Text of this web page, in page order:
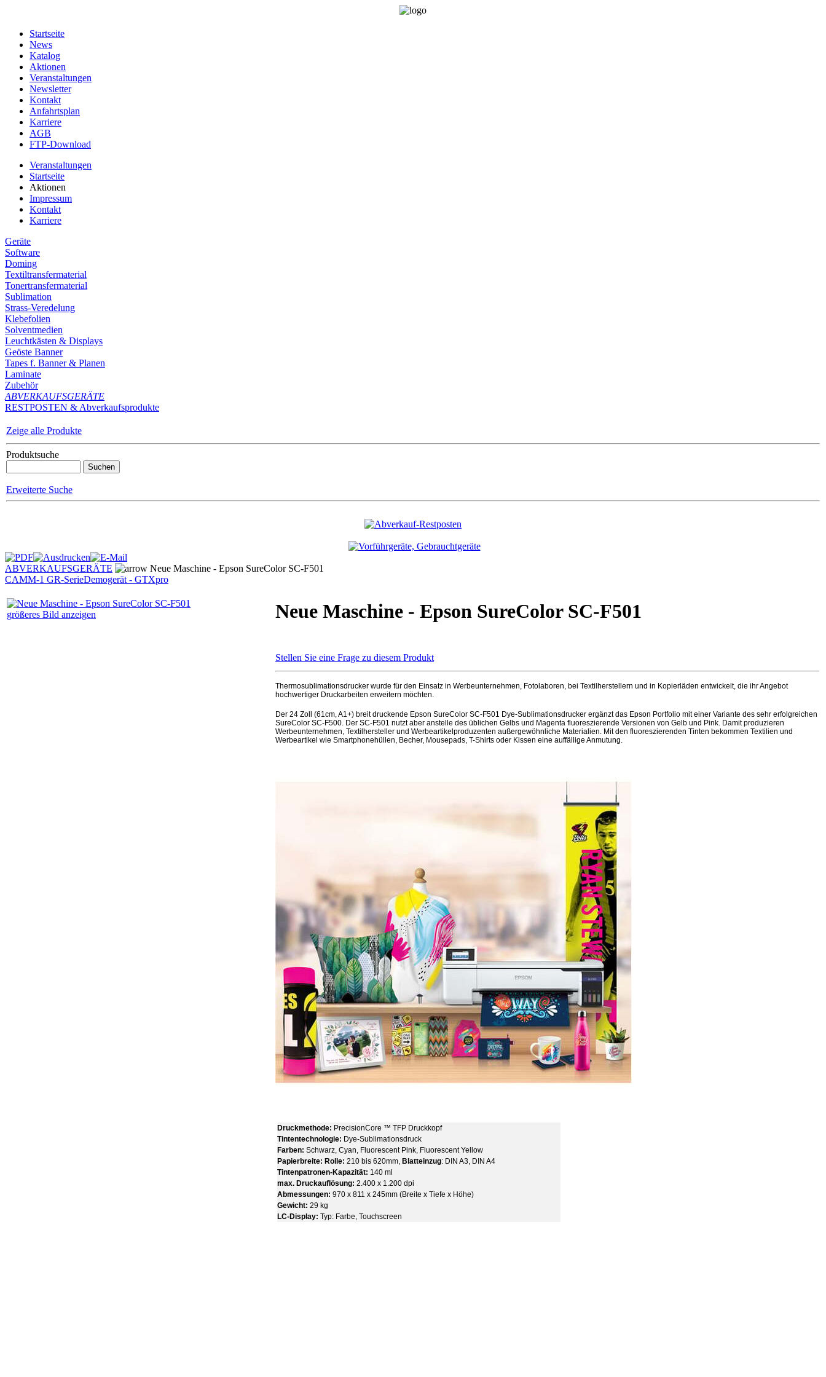
Startseite
News
Katalog
Aktionen
Veranstaltungen
Newsletter
Kontakt
Anfahrtsplan
Karriere
AGB
FTP-Download
Veranstaltungen
Startseite
Aktionen
Impressum
Kontakt
Karriere
Geräte
Software
Doming
Textiltransfermaterial
Tonertransfermaterial
Sublimation
Strass-Veredelung
Klebefolien
Solventmedien
Leuchtkästen & Displays
Geöste Banner
Tapes f. Banner & Planen
Laminate
Zubehör
ABVERKAUFSGERÄTE
RESTPOSTEN & Abverkaufsprodukte
Zeige alle Produkte
Produktsuche
Erweiterte Suche
ABVERKAUFSGERÄTE
Neue Maschine - Epson SureColor SC-F501
CAMM-1 GR-SerieDemogerät - GTXpro
größeres Bild anzeigen Neue Maschine - Epson SureColor SC-F501
Stellen Sie eine Frage zu diesem Produkt
Thermosublimationsdrucker wurde für den Einsatz in Werbeunternehmen, Fotolaboren, bei Textilherstellern und in Kopierläden entwickelt, die ihr Angebot
hochwertiger Druckarbeiten erweitern möchten.
Der 24 Zoll (61cm, A1+) breit druckende Epson SureColor SC-F501 Dye-Sublimationsdrucker ergänzt das Epson Portfolio mit einer Variante des sehr erfolgreichen
SureColor SC-F500. Der SC-F501 nutzt aber anstelle des üblichen Gelbs und Magenta fluoreszierende Versionen von Gelb und Pink. Damit produzieren
Werbeunternehmen, Textilhersteller und Werbeartikelproduzenten außergewöhnliche Materialien. Mit den fluoreszierenden Tinten bekommen Textilien und
Werbeartikel wie Smartphonehüllen, Becher, Mousepads, T-Shirts oder Kissen eine auffällige Anmutung.
Druckmethode: PrecisionCore ™ TFP Druckkopf
Tintentechnologie: Dye-Sublimationsdruck
Farben: Schwarz, Cyan, Fluorescent Pink, Fluorescent Yellow
Papierbreite: Rolle: 210 bis 620mm, Blatteinzug: DIN A3, DIN A4
Tintenpatronen-Kapazität: 140 ml
max. Druckauflösung: 2.400 x 1.200 dpi
Abmessungen: 970 x 811 x 245mm (Breite x Tiefe x Höhe)
Gewicht: 29 kg
LC-Display: Typ: Farbe, Touchscreen